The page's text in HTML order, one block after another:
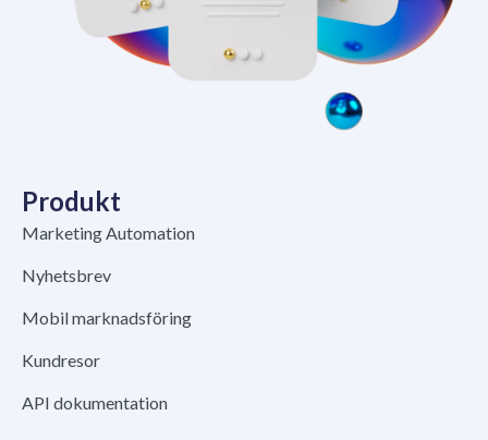
Produkt
Marketing Automation
Nyhetsbrev
Mobil marknadsföring
Kundresor
API dokumentation